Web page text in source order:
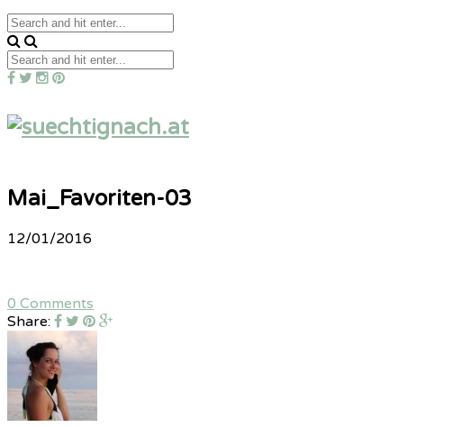
Mai_Favoriten-03
12/01/2016
0 Comments
Share: